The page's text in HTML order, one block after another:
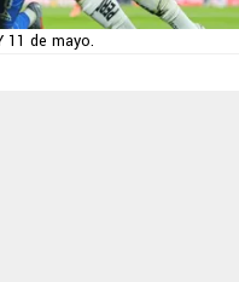
11 de mayo.